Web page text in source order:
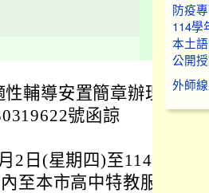
輔導安置簡章辦理
號函諒
2日(星期四)至114年
至本市高中特教服
防疫
114學
本土
公開
外師